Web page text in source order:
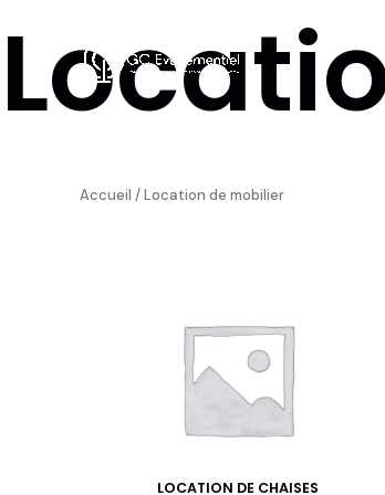
au
contenu
Accueil / Location de mobilier
LOCATION DE CHAISES